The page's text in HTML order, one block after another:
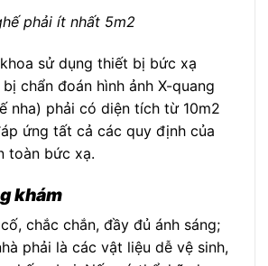
phải ít nhất 5m2
sử dụng thiết bị bức xạ
chẩn đoán hình ảnh X-quang
nha) phải có diện tích từ 10m2
ứng tất cả các quy định của
toàn bức xạ.
khám
chắc chắn, đầy đủ ánh sáng;
phải là các vật liệu dễ vệ sinh,